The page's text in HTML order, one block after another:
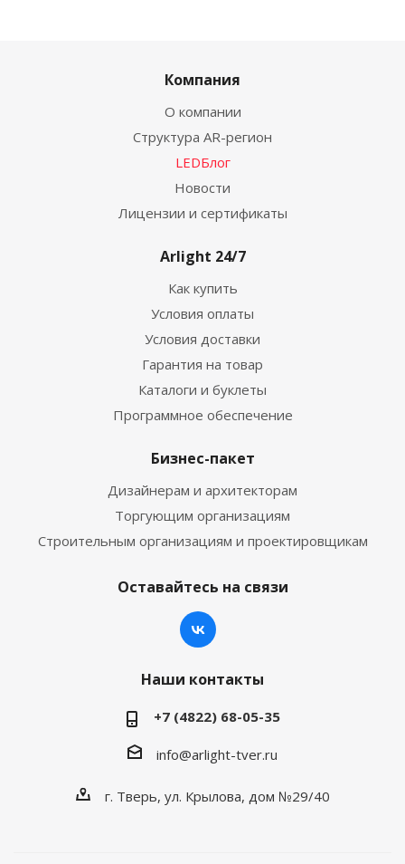
Компания
О компании
Структура AR-регион
LEDБлог
Новости
Лицензии и сертификаты
Arlight 24/7
Как купить
Условия оплаты
Условия доставки
Гарантия на товар
Каталоги и буклеты
Программное обеспечение
Бизнес-пакет
Дизайнерам и архитекторам
Торгующим организациям
Строительным организациям и проектировщикам
Оставайтесь на связи
Наши контакты
+7 (4822) 68-05-35
info@arlight-tver.ru
г. Тверь, ул. Крылова, дом №29/40